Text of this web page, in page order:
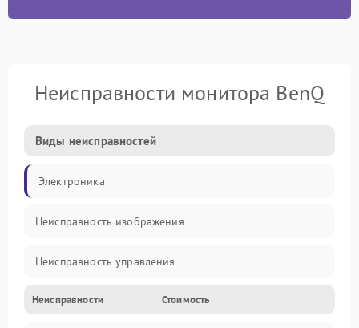
Неисправности монитора BenQ
Виды неисправностей
Электроника
Неисправность изображения
Неисправность управления
Неисправность интерфейсов
Неисправности Стоимость